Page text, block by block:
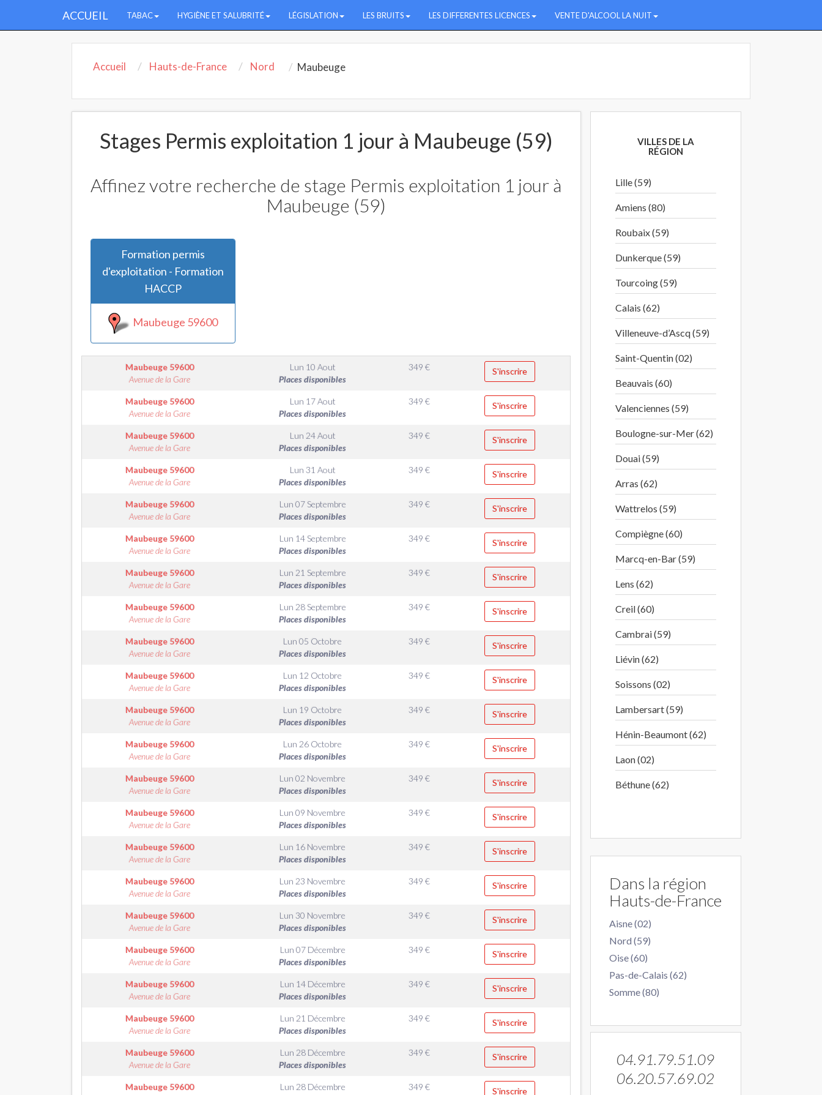
ACCUEIL TABAC HYGIÈNE ET SALUBRITÉ LÉGISLATION LES BRUITS LES DIFFERENTES LICENCES VENTE D'ALCOOL LA NUIT
Accueil Hauts-de-France Nord Maubeuge
Stages Permis exploitation 1 jour à Maubeuge (59)
Affinez votre recherche de stage Permis exploitation 1 jour à
Maubeuge (59)
Formation permis
d'exploitation - Formation
HACCP
Maubeuge 59600
Maubeuge 59600
Avenue de la Gare
Lun 10 Aout
Places disponibles
349 € S'inscrire
Maubeuge 59600
Avenue de la Gare
Lun 17 Aout
Places disponibles
349 € S'inscrire
Maubeuge 59600
Avenue de la Gare
Lun 24 Aout
Places disponibles
349 € S'inscrire
Maubeuge 59600
Avenue de la Gare
Lun 31 Aout
Places disponibles
349 € S'inscrire
Maubeuge 59600
Avenue de la Gare
Lun 07 Septembre
Places disponibles
349 € S'inscrire
Maubeuge 59600
Avenue de la Gare
Lun 14 Septembre
Places disponibles
349 € S'inscrire
Maubeuge 59600
Avenue de la Gare
Lun 21 Septembre
Places disponibles
349 € S'inscrire
Maubeuge 59600
Avenue de la Gare
Lun 28 Septembre
Places disponibles
349 € S'inscrire
Maubeuge 59600
Avenue de la Gare
Lun 05 Octobre
Places disponibles
349 € S'inscrire
Maubeuge 59600
Avenue de la Gare
Lun 12 Octobre
Places disponibles
349 € S'inscrire
Maubeuge 59600
Avenue de la Gare
Lun 19 Octobre
Places disponibles
349 € S'inscrire
Maubeuge 59600
Avenue de la Gare
Lun 26 Octobre
Places disponibles
349 € S'inscrire
Maubeuge 59600
Avenue de la Gare
Lun 02 Novembre
Places disponibles
349 € S'inscrire
Maubeuge 59600
Avenue de la Gare
Lun 09 Novembre
Places disponibles
349 € S'inscrire
Maubeuge 59600
Avenue de la Gare
Lun 16 Novembre
Places disponibles
349 € S'inscrire
Maubeuge 59600
Avenue de la Gare
Lun 23 Novembre
Places disponibles
349 € S'inscrire
Maubeuge 59600
Avenue de la Gare
Lun 30 Novembre
Places disponibles
349 € S'inscrire
Maubeuge 59600
Avenue de la Gare
Lun 07 Décembre
Places disponibles
349 € S'inscrire
Maubeuge 59600
Avenue de la Gare
Lun 14 Décembre
Places disponibles
349 € S'inscrire
Maubeuge 59600
Avenue de la Gare
Lun 21 Décembre
Places disponibles
349 € S'inscrire
Maubeuge 59600
Avenue de la Gare
Lun 28 Décembre
Places disponibles
349 € S'inscrire
Maubeuge 59600
Lun 28 Décembre
349 € S'inscrire
VILLES DE LA
RÉGION
Lille (59)
Amiens (80)
Roubaix (59)
Dunkerque (59)
Tourcoing (59)
Calais (62)
Villeneuve-d’Ascq (59)
Saint-Quentin (02)
Beauvais (60)
Valenciennes (59)
Boulogne-sur-Mer (62)
Douai (59)
Arras (62)
Wattrelos (59)
Compiègne (60)
Marcq-en-Bar (59)
Lens (62)
Creil (60)
Cambrai (59)
Liévin (62)
Soissons (02)
Lambersart (59)
Hénin-Beaumont (62)
Laon (02)
Béthune (62)
Dans la région
Hauts-de-France
Aisne (02)
Nord (59)
Oise (60)
Pas-de-Calais (62)
Somme (80)
04.91.79.51.09
06.20.57.69.02